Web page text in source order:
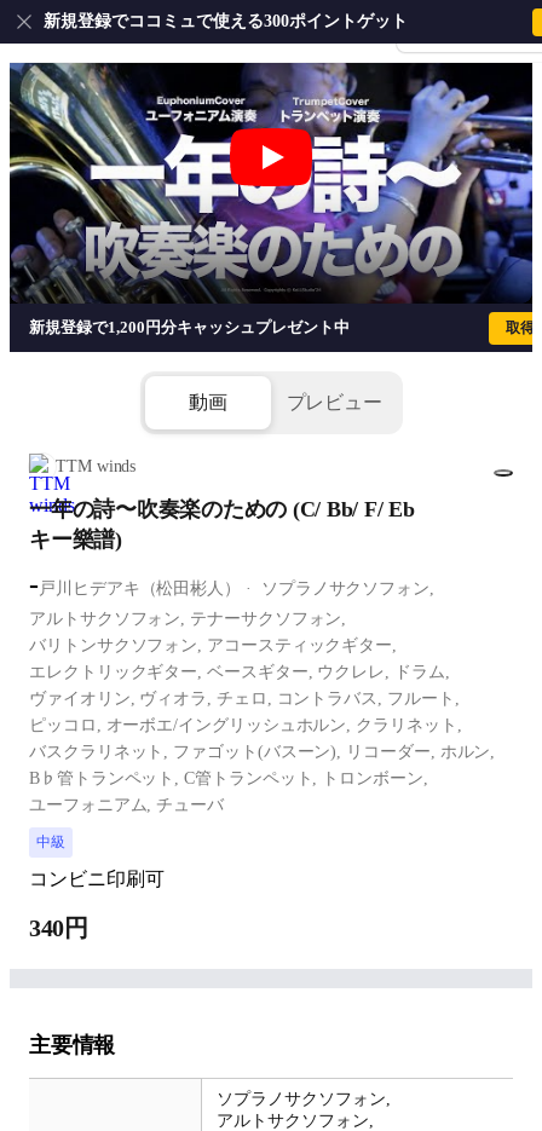
会員登録・ログイ
新規登録でココミュで使える300ポイントゲット
添付ファイル(5個)
新規登録で1,200円分キャッシュプレゼント中 取得
動画 プレビュー
TTM winds
一年の詩〜吹奏楽のための (C/ Bb/ F/ Eb
キー樂譜)
-戸川ヒデアキ（松田彬人）
ソプラノサクソフォン,
アルトサクソフォン, テナーサクソフォン,
バリトンサクソフォン, アコースティックギター,
エレクトリックギター,ベースギター, ウクレレ,
ドラム,
ヴァイオリン, ヴィオラ, チェロ, コントラバス, フルート,
ピッコロ, オーボエ/イングリッシュホルン, クラリネット,
バスクラリネット, ファゴット(バスーン), リコーダー, ホルン,
B♭管トランペット,C管トランペット,
トロンボーン,
ユーフォニアム, チューバ
中級
コンビニ印刷可
340円
主要情報
ソプラノサクソフォン,
アルトサクソフォン,